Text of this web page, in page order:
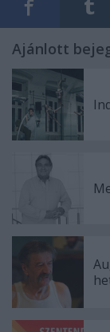
Ajánlott